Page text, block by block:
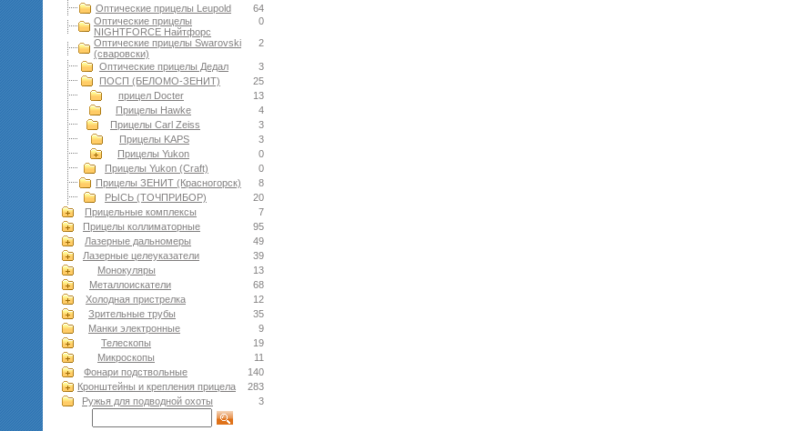
64
Оптические прицелы Leupold
0
Оптические прицелы
NIGHTFORCE Найтфорс
2
Оптические прицелы Swarovski
(сваровски)
3
Оптические прицелы Дедал
25
ПОСП (БЕЛОМО-ЗЕНИТ)
13
прицел Docter
4
Прицелы Hawke
3
Прицелы Carl Zeiss
3
Прицелы KAPS
0
Прицелы Yukon
0
Прицелы Yukon (Craft)
8
Прицелы ЗЕНИТ (Красногорск)
20
РЫСЬ (ТОЧПРИБОР)
7
Прицельные комплексы
95
Прицелы коллиматорные
49
Лазерные дальномеры
39
Лазерные целеуказатели
13
Монокуляры
68
Металлоискатели
12
Холодная пристрелка
35
Зрительные трубы
9
Манки электронные
19
Телескопы
11
Микроскопы
140
Фонари подствольные
283
Кронштейны и крепления прицела
3
Ружья для подводной оxоты